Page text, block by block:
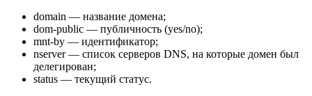
domain — название домена;
dom-public — публичность (yes/no);
mnt-by — идентификатор;
nserver — список серверов DNS, на которые домен был
делегирован;
status — текущий статус.